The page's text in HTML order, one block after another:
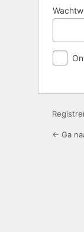
← Ga